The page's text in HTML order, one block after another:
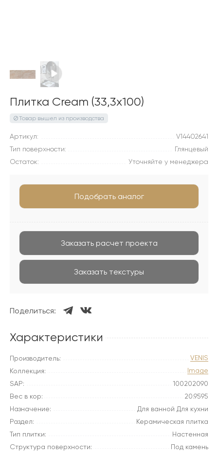
Плитка Cream (33,3x100)
Товар вышел из производства
Артикул:
V14402641
Тип поверхности:
Глянцевый
Остаток:
Уточняйте у менеджера
Подобрать аналог
Заказать расчет проекта
Заказать текстуры
Поделиться:
Характеристики
Производитель:
VENIS
Коллекция:
Image
SAP:
100202090
Вес в кор:
20.9595
Назначение:
Для ванной Для кухни
Раздел:
Керамическая плитка
Тип плитки:
Настенная
Структура поверхности:
Под камень